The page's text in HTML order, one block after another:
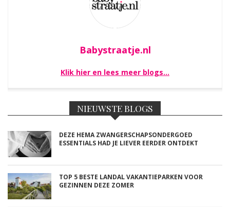
Babystraatje.nl
Klik hier en lees meer blogs…
NIEUWSTE BLOGS
DEZE HEMA ZWANGERSCHAPSONDERGOED
ESSENTIALS HAD JE LIEVER EERDER ONTDEKT
TOP 5 BESTE LANDAL VAKANTIEPARKEN VOOR
GEZINNEN DEZE ZOMER